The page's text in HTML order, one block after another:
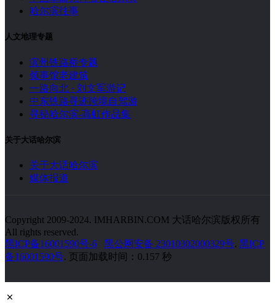
哈尔滨往事
人文地理专题
滨州铁路桥专题
领事馆老建筑
一路向北 · 刘文军游记
中东铁路寻迹跨境自驾游
寻秘哈尔滨-高虹作品集
关于大话哈尔滨
关于大话哈尔滨
媒体报道
Copyright 2009-2024. IMHARBIN.COM 大话哈尔滨版权所有
All rights reserved.
黑ICP备16001590号-6
黑公网安备 23010302000329号. 黑ICP
备16001590号. 页面加载时间：0.157 秒